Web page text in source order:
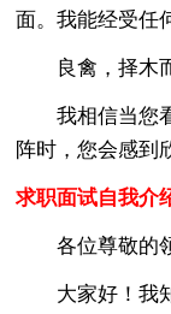
面。我能经受任
良禽，择木
我相信当您
阵时，您会感到
求职面试自我介
各位尊敬的
大家好！我